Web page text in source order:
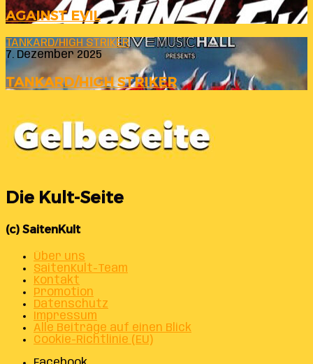
AGAINST EVIL
TANKARD/HIGH STRIKER
7. Dezember 2025
TANKARD/HIGH STRIKER
Die Kult-Seite
(c) SaitenKult
Über uns
SaitenKult-Team
Kontakt
Promotion
Datenschutz
Impressum
Alle Beiträge auf einen Blick
Cookie-Richtlinie (EU)